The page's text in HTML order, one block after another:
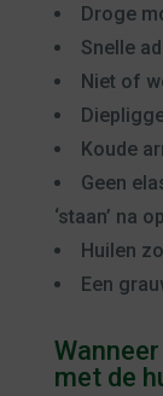
Droge
Snelle
Niet of
Koude
Geen
‘staan’ na
Huilen
Een
met de